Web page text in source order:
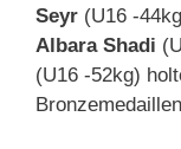
Seyr (U16 -
Albara Shadi
(U16 -52kg)